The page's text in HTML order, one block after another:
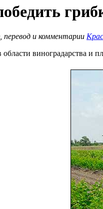
и комментарии
виноградарства